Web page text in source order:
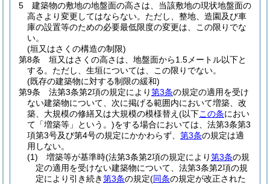
5
建築物の敷地の地盤面の高さは、当該敷地の現状地盤面の
高さより変更してはならない。 ただし、整地、造園及び車
庫の設置等のための必要最低限度の変更は、この限りでな
い。
(垣又はさくの構造の制限)
第8条
垣又はさくの高さは、地盤面から1.5メートル以下と
する。 ただし、生垣については、この限りでない。
(既存の建築物に対する制限の緩和)
第9条
法第3条第2項の規定により第3条の規定の適用を受け
ない建築物について、次に掲げる範囲内において増築、改
築、大規模の修繕又は大規模の模様替え (以下この条におい
て「増築等」という。)をする場合においては、法第3条第3
項第3号及び第4号の規定にかかわらず、 第3条の規定は適
用しない。
(1)
増築等が基準時(法第3条第2項の規定により第3条の規
定の適用を受けない建築物について、法第3条第2項の規
定により引き続き第3条の規定(同条の規定が改正された